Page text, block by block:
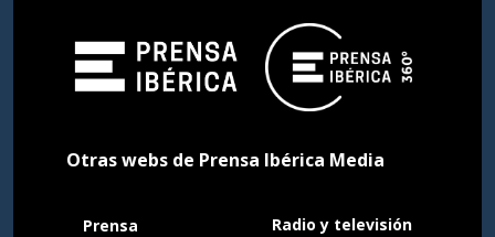
Otras webs de Prensa Ibérica Media
Prensa Radio y televisión